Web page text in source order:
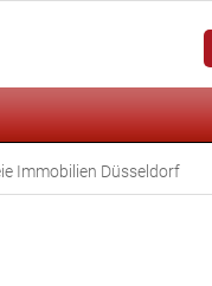
Immobilien Düsseldorf